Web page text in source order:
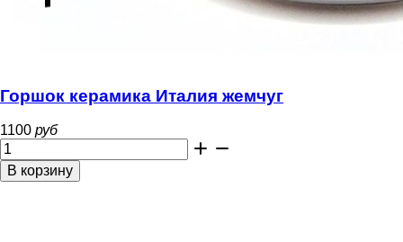
Горшок керамика Италия жемчуг
1100 руб